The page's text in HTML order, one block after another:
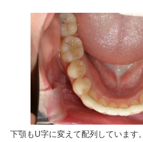
下顎もU字に変えて配列しています。